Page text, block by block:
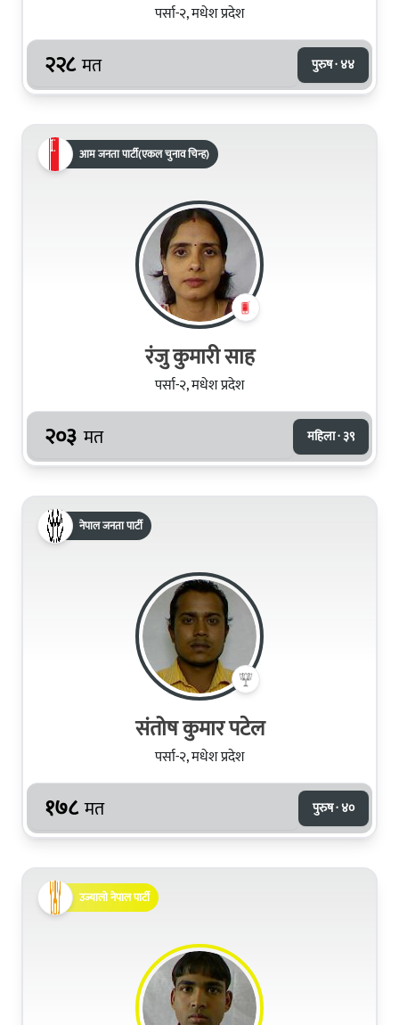
पर्सा-२, मधेश प्रदेश
२२८ मत पुरुष · ४४
आम जनता पार्टी(एकल चुनाव चिन्ह)
रंजु कुमारी साह
पर्सा-२, मधेश प्रदेश
२०३ मत महिला · ३९
नेपाल जनता पार्टी
संतोष कुमार पटेल
पर्सा-२, मधेश प्रदेश
१७८ मत पुरुष · ४०
उज्यालो नेपाल पार्टी